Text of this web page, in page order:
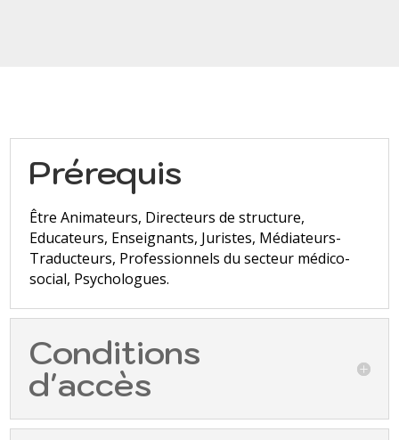
Prérequis
Être Animateurs, Directeurs de structure,
Educateurs, Enseignants, Juristes, Médiateurs-
Traducteurs, Professionnels du secteur médico-
social, Psychologues.
Conditions
d'accès